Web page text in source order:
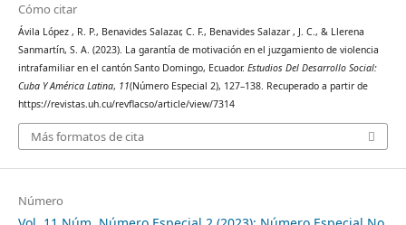
Cómo citar
Ávila López , R. P., Benavides Salazar, C. F., Benavides Salazar , J. C., & Llerena
Sanmartín, S. A. (2023). La garantía de motivación en el juzgamiento de violencia
intrafamiliar en el cantón Santo Domingo, Ecuador. Estudios Del Desarrollo Social:
Cuba Y América Latina, 11(Número Especial 2), 127–138. Recuperado a partir de
https://revistas.uh.cu/revflacso/article/view/7314
Más formatos de cita
Número